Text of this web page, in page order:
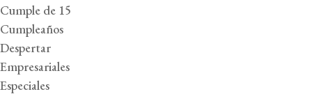
Cumple de 15
Cumpleaños
Despertar
Empresariales
Especiales